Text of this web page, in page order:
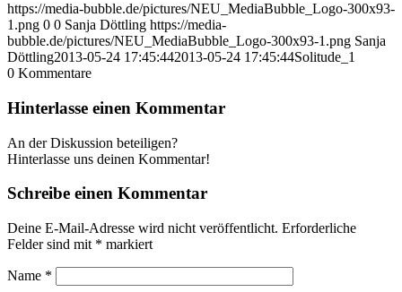
https://media-bubble.de/pictures/NEU_MediaBubble_Logo-300x93-
1.png 0 0 Sanja Döttling https://media-
bubble.de/pictures/NEU_MediaBubble_Logo-300x93-1.png Sanja
Döttling2013-05-24 17:45:442013-05-24 17:45:44Solitude_1
0 Kommentare
Hinterlasse einen Kommentar
An der Diskussion beteiligen?
Hinterlasse uns deinen Kommentar!
Schreibe einen Kommentar
Deine E-Mail-Adresse wird nicht veröffentlicht. Erforderliche
Felder sind mit * markiert
Name *